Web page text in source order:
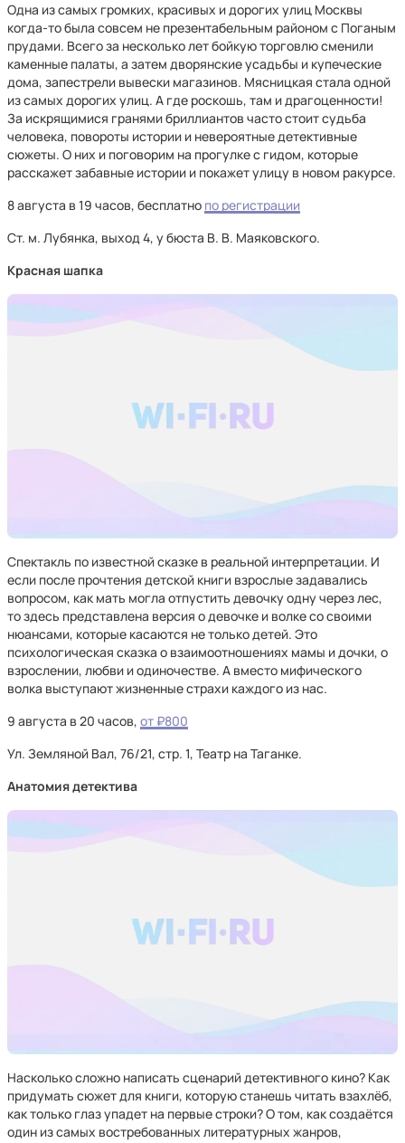
Одна из самых громких, красивых и дорогих улиц Москвы
когда-то была совсем не презентабельным районом с Поганым
прудами. Всего за несколько лет бойкую торговлю сменили
каменные палаты, а затем дворянские усадьбы и купеческие
дома, запестрели вывески магазинов. Мясницкая стала одной
из самых дорогих улиц. А где роскошь, там и драгоценности!
За искрящимися гранями бриллиантов часто стоит судьба
человека, повороты истории и невероятные детективные
сюжеты. О них и поговорим на прогулке с гидом, которые
расскажет забавные истории и покажет улицу в новом ракурсе.
8 августа в 19 часов, бесплатно по регистрации
Ст. м. Лубянка, выход 4, у бюста В. В. Маяковского.
Красная шапка
Спектакль по известной сказке в реальной интерпретации. И
если после прочтения детской книги взрослые задавались
вопросом, как мать могла отпустить девочку одну через лес,
то здесь представлена версия о девочке и волке со своими
нюансами, которые касаются не только детей. Это
психологическая сказка о взаимоотношениях мамы и дочки, о
взрослении, любви и одиночестве. А вместо мифического
волка выступают жизненные страхи каждого из нас.
9 августа в 20 часов, от ₽800
Ул. Земляной Вал, 76/21, стр. 1, Театр на Таганке.
Анатомия детектива
Насколько сложно написать сценарий детективного кино? Как
придумать сюжет для книги, которую станешь читать взахлёб,
как только глаз упадет на первые строки? О том, как создаётся
один из самых востребованных литературных жанров,